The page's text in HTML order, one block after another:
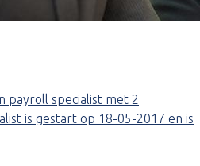
payroll specialist met 2
is gestart op 18-05-2017 en is